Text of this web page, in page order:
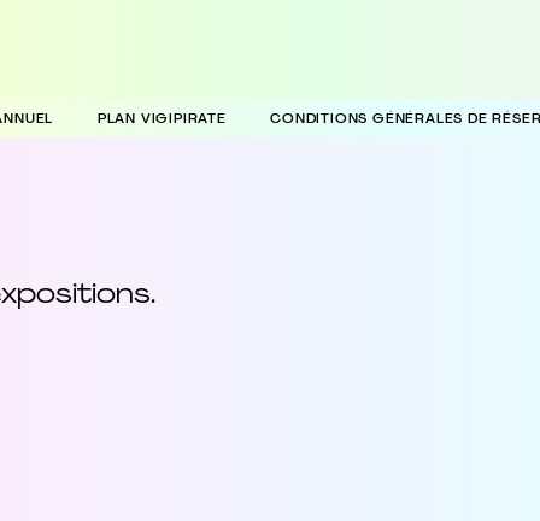
PLAN VIGIPIRATE CONDITIONS GÉNÉRALES DE